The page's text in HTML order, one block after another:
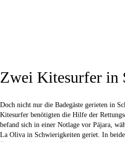
Zwei Kitesurfer in
Doch nicht nur die Badegäste gerieten in
Kitesurfer benötigten die Hilfe der
befand sich in einer Notlage vor Pájara,
La Oliva in Schwierigkeiten geriet. In